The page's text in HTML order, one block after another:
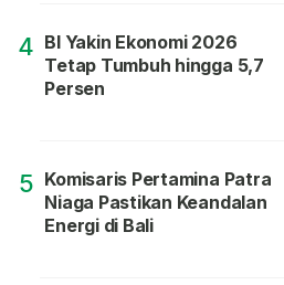
4 BI Yakin Ekonomi 2026
Tetap Tumbuh hingga 5,7
Persen
5 Komisaris Pertamina Patra
Niaga Pastikan Keandalan
Energi di Bali